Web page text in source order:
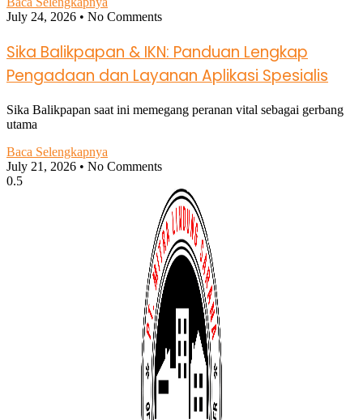
July 24, 2026
No Comments
Sika Balikpapan & IKN: Panduan Lengkap
Pengadaan dan Layanan Aplikasi Spesialis
Sika Balikpapan saat ini memegang peranan vital sebagai gerbang
utama
Baca Selengkapnya
July 21, 2026
No Comments